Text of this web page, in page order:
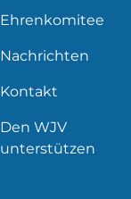
Ehrenkomitee
Nachrichten
Kontakt
Den WJV
unterstützen